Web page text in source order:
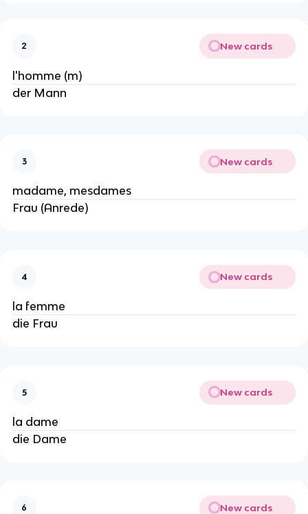
2 New cards
l'homme (m)
der Mann
3 New cards
madame, mesdames
Frau (Anrede)
4 New cards
la femme
die Frau
5 New cards
la dame
die Dame
6 New cards